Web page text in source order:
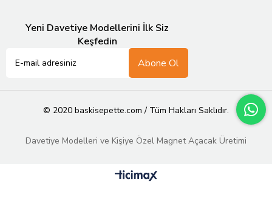
Yeni Davetiye Modellerini İlk Siz
Keşfedin
Abone Ol
© 2020 baskisepette.com / Tüm Hakları Saklıdır.
Davetiye Modelleri ve Kişiye Özel Magnet Açacak Üretimi